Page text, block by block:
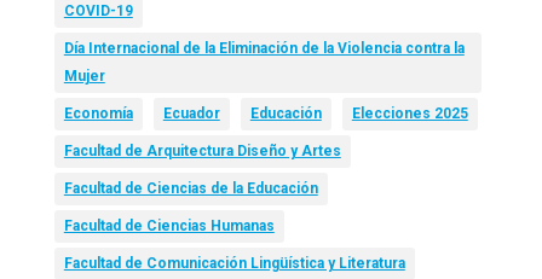
COVID-19
Día Internacional de la Eliminación de la Violencia contra la
Mujer
Economía Ecuador Educación Elecciones 2025
Facultad de Arquitectura Diseño y Artes
Facultad de Ciencias de la Educación
Facultad de Ciencias Humanas
Facultad de Comunicación Lingüística y Literatura